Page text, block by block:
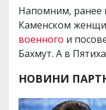
Напомним, ранее
Каменском
военного и
Бахмут. А в